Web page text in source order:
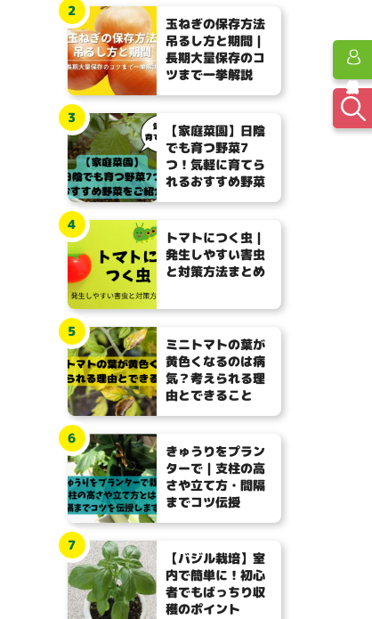
玉ねぎの保存方法
吊るし方と期間｜
長期大量保存のコ
ツまで一挙解説
2
【家庭菜園】日陰
でも育つ野菜7
つ！気軽に育てら
れるおすすめ野菜
3
トマトにつく虫｜
発生しやすい害虫
と対策方法まとめ
4
ミニトマトの葉が
黄色くなるのは病
気？考えられる理
由とできること
5
きゅうりをプラン
ターで｜支柱の高
さや立て方・間隔
までコツ伝授
6
【バジル栽培】室
内で簡単に！初心
者でもばっちり収
穫のポイント
7